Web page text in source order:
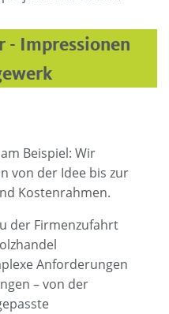
- Impressionen
Beispiel: Wir
von der Idee bis zur
Kostenrahmen.
der Firmenzufahrt
Anforderungen
– von der